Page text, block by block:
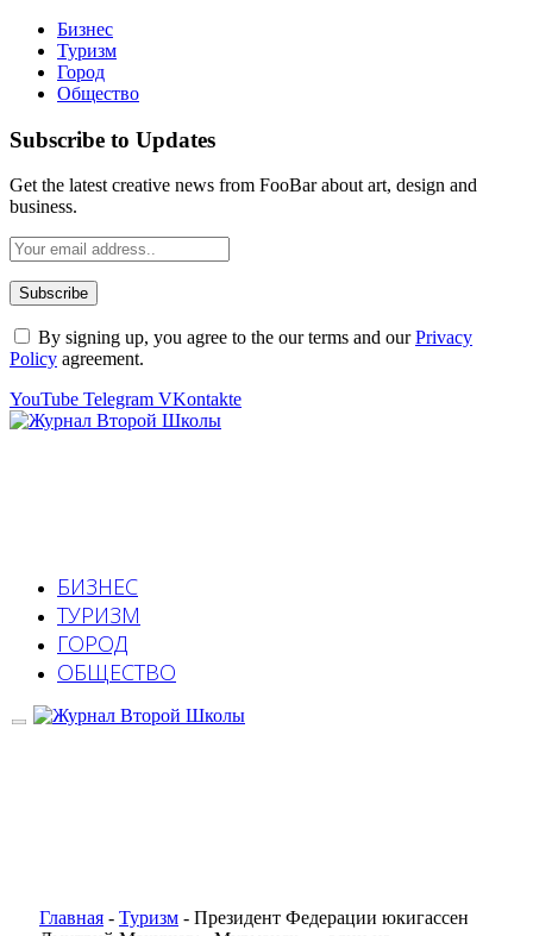
Бизнес
Туризм
Город
Общество
Subscribe to Updates
Get the latest creative news from FooBar about art, design and
business.
By signing up, you agree to the our terms and ourPrivacy
Policy agreement.
YouTube Telegram VKontakte
БИЗНЕС
ТУРИЗМ
ГОРОД
ОБЩЕСТВО
Главная - Туризм - Президент Федерации юкигассен